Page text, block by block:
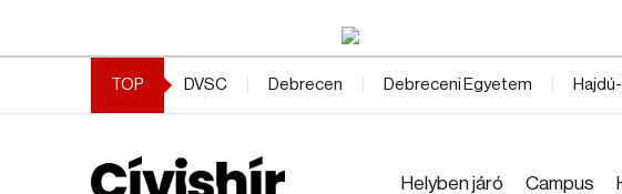
TOP DVSC Debrecen Debreceni Egyetem
Helyben járó Campus